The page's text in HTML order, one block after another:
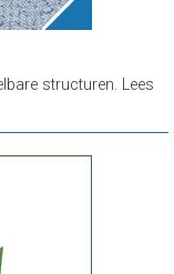
structuren. Lees